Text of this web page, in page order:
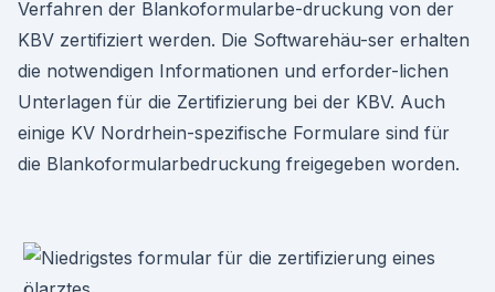
Verfahren der Blankoformularbe-druckung von der
KBV zertifiziert werden. Die Softwarehäu-ser erhalten
die notwendigen Informationen und erforder-lichen
Unterlagen für die Zertifizierung bei der KBV. Auch
einige KV Nordrhein-spezifische Formulare sind für
die Blankoformularbedruckung freigegeben worden.